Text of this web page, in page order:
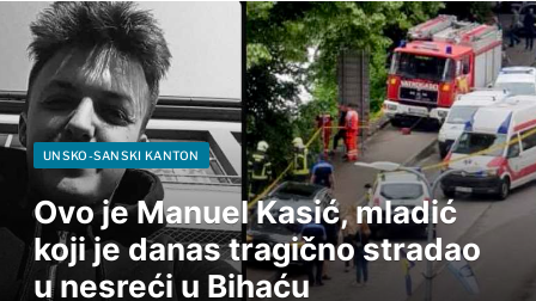
UNSKO-SANSKI KANTON
Ovo je Manuel Kasić, mladić
koji je danas tragično stradao
u nesreći u Bihaću